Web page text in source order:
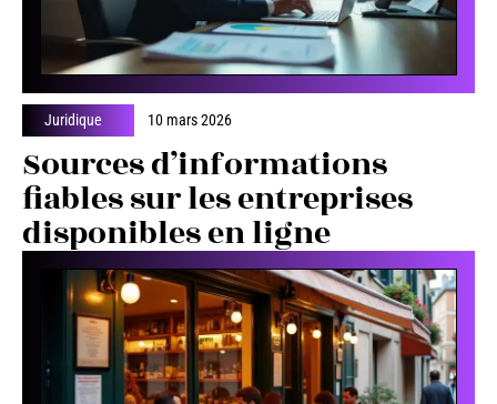
Juridique 10 mars 2026
Sources d’informations
fiables sur les entreprises
disponibles en ligne